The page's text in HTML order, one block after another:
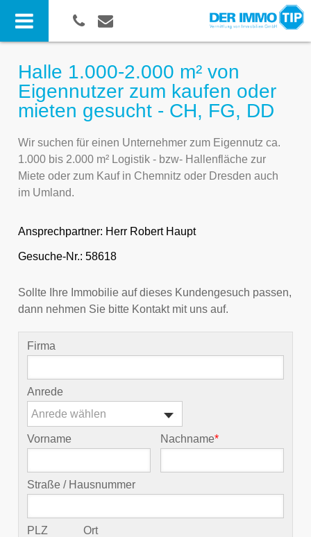
Halle 1.000-2.000 m² von
Eigennutzer zum kaufen oder
mieten gesucht - CH, FG, DD
Wir suchen für einen Unternehmer zum Eigennutz ca.
1.000 bis 2.000 m² Logistik - bzw- Hallenfläche zur
Miete oder zum Kauf in Chemnitz oder Dresden auch
im Umland.
Ansprechpartner: Herr Robert Haupt
Gesuche-Nr.: 58618
Sollte Ihre Immobilie auf dieses Kundengesuch passen,
dann nehmen Sie bitte Kontakt mit uns auf.
Firma
Anrede
Anrede wählen
Vorname Nachname*
Straße / Hausnummer
PLZ Ort